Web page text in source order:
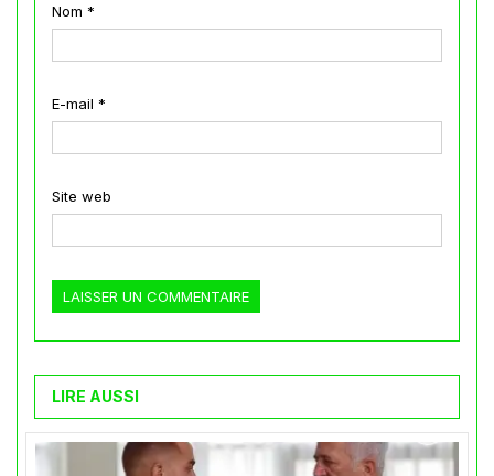
Nom *
E-mail *
Site web
LIRE AUSSI